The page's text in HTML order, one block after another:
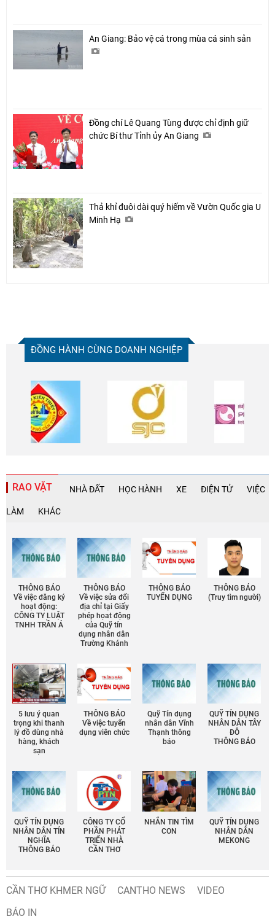
An Giang: Bảo vệ cá trong mùa cá sinh sản
Đồng chí Lê Quang Tùng được chỉ định giữ
chức Bí thư Tỉnh ủy An Giang
Thả khỉ đuôi dài quý hiếm về Vườn Quốc gia U
Minh Hạ
ĐỒNG HÀNH CÙNG DOANH NGHIỆP
RAO VẶT NHÀ ĐẤT HỌC HÀNH XE ĐIỆN TỬ VIỆC
LÀM KHÁC
THÔNG BÁO
Về việc đăng ký
hoạt động:
CÔNG TY LUẬT
TNHH TRẦN Á
THÔNG BÁO
Về việc sửa đổi
địa chỉ tại Giấy
phép họat động
của Quỹ tín
dụng nhân dân
Trường Khánh
THÔNG BÁO
TUYỂN DỤNG
THÔNG BÁO
(Truy tìm người)
5 lưu ý quan
trọng khi thanh
lý đồ dùng nhà
hàng, khách
sạn
THÔNG BÁO
Về việc tuyển
dụng viên chức
Quỹ Tín dụng
nhân dân Vĩnh
Thạnh thông
báo
QUỸ TÍN DỤNG
NHÂN DÂN TÂY
ĐÔ
THÔNG BÁO
QUỸ TÍN DỤNG
NHÂN DÂN TÍN
NGHĨA
THÔNG BÁO
CÔNG TY CỔ
PHẦN PHÁT
TRIỂN NHÀ
CẦN THƠ
NHẮN TIN TÌM
CON
QUỸ TÍN DỤNG
NHÂN DÂN
MEKONG
CẦN THƠ KHMER NGỮ CANTHO NEWS
VIDEO
BÁO IN